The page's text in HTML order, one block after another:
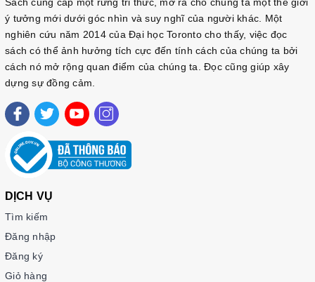
cap-2-nghe-noi
https://sachtienghan.com/ban-mau-giao-trinh-kyung-hee-cao-
cap-2-doc-viet
ý tưởng mới dưới góc nhìn và suy nghĩ của người khác. Một
nghiên cứu năm 2014 của Đại học Toronto cho thấy, việc đọc
sách có thể ảnh hưởng tích cực đến tính cách của chúng ta bởi
cách nó mở rộng quan điểm của chúng ta. Đọc cũng giúp xây
dựng sự đồng cảm.
DỊCH VỤ
Tìm kiếm
Đăng nhập
Đăng ký
Giỏ hàng